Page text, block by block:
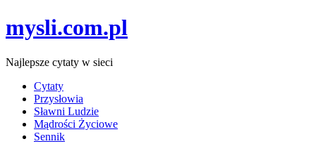
mysli.com.pl
Najlepsze cytaty w sieci
Cytaty
Przysłowia
Sławni Ludzie
Mądrości Życiowe
Sennik